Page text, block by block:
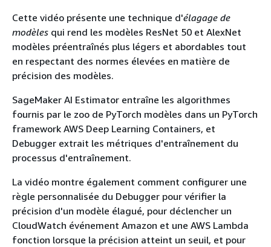
Cette vidéo présente une technique d'élagage de
modèles qui rend les modèles ResNet 50 et AlexNet
modèles préentraînés plus légers et abordables tout
en respectant des normes élevées en matière de
précision des modèles.
SageMaker AI Estimator entraîne les algorithmes
fournis par le zoo de PyTorch modèles dans un PyTorch
framework AWS Deep Learning Containers, et
Debugger extrait les métriques d'entraînement du
processus d'entraînement.
La vidéo montre également comment configurer une
règle personnalisée du Debugger pour vérifier la
précision d'un modèle élagué, pour déclencher un
CloudWatch événement Amazon et une AWS Lambda
fonction lorsque la précision atteint un seuil, et pour